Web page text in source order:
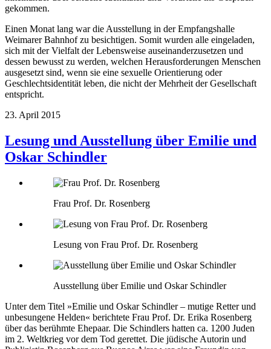
gekommen.
Einen Monat lang war die Ausstellung in der Empfangshalle
Weimarer Bahnhof zu besichtigen. Somit wurden alle eingeladen,
sich mit der Vielfalt der Lebensweise auseinanderzusetzen und
dessen bewusst zu werden, welchen Herausforderungen Menschen
ausgesetzt sind, wenn sie eine sexuelle Orientierung oder
Geschlechtsidentität leben, die nicht der Mehrheit der Gesellschaft
entspricht.
23. April 2015
Lesung und Ausstellung über Emilie und
Oskar Schindler
Frau Prof. Dr. Rosenberg
Lesung von Frau Prof. Dr. Rosenberg
Ausstellung über Emilie und Oskar Schindler
Unter dem Titel »Emilie und Oskar Schindler – mutige Retter und
unbesungene Helden« berichtete Frau Prof. Dr. Erika Rosenberg
über das berühmte Ehepaar. Die Schindlers hatten ca. 1200 Juden
im 2. Weltkrieg vor dem Tod gerettet. Die jüdische Autorin und